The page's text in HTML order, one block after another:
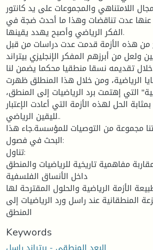
اللامتناهي والمجموعات على يد كانتور
عنها عدت تناقضات وهذا ما أحدث ضجة في
الفكر الرياضي وأصبح يهدد يقينها.
من هذه الأزمة قدمت عدت دراسات من قبل
ولعل من أبرزهم المفكر الإنجليزي بيتراند
تقديمه نسقا منطقيا محكما يضمن لنا
الرياضية، ومن خلال هذا المنطلق ظهرت
التي إهتمت برد الرياضيات إلى المنطق،
الحل لهذه الأزمة التي أعادت الإعتبار
لليقين الرياضي..
مجموعة من التوصيات للمؤسسة.جاء هذا
البحث في فصول:
تناول:
مفاهمية تاريخية للرياضيات والمنطق
داخل الأنساق الفلسفية
الأزمة الرياضية والحلول المقترحة لها
المنطقانية عند راسل ورد الرياضيات إلى
المنطق
Keywords